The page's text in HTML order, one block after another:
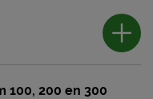
100, 200 en 300